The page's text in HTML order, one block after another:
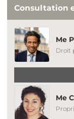
Consultation
Me
Droit
Me